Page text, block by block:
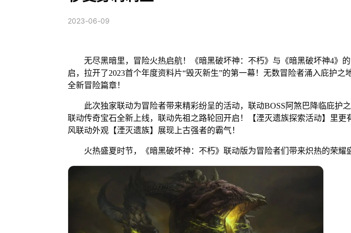
2023-06-09
无尽黑暗里，冒险火热启航！《暗黑破坏神：不朽》与《暗黑破坏神4》
启，拉开了2023首个年度资料片“毁灭新生”的第一幕！无数冒险者涌入庇护之
全新冒险篇章！
此次独家联动为冒险者带来精彩纷呈的活动，联动BOSS阿煞巴降临庇护之
联动传奇宝石全新上线，联动先祖之路轮回开启！【湮灭遗族探索活动】里更
风联动外观【湮灭遗族】展现上古强者的霸气！
火热盛夏时节，《暗黑破坏神：不朽》联动版为冒险者们带来炽热的荣耀